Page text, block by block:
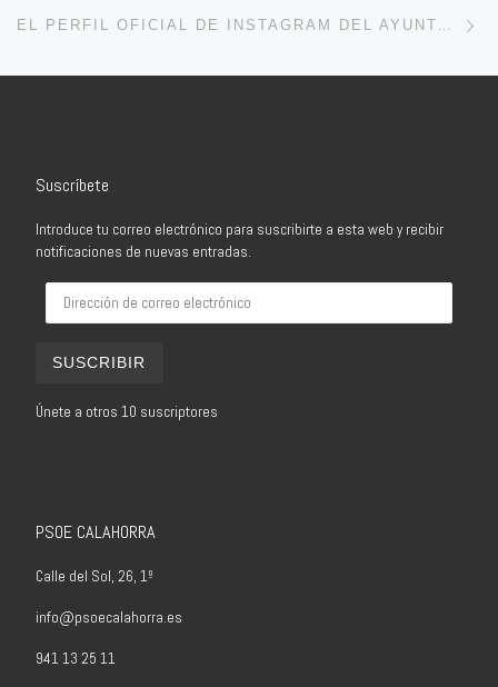
Suscríbete
Introduce tu correo electrónico para suscribirte a esta web y recibir
notificaciones de nuevas entradas.
SUSCRIBIR
Únete a otros 10 suscriptores
PSOE CALAHORRA
Calle del Sol, 26, 1º
info@psoecalahorra.es
941 13 25 11